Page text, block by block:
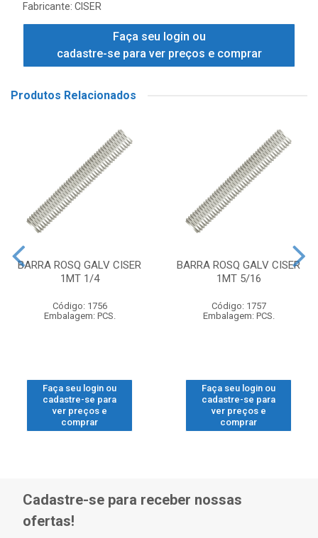
Fabricante: CISER
Faça seu login ou
cadastre-se para ver preços e comprar
Produtos Relacionados
BARRA ROSQ GALV CISER
1MT 1/4
Código: 1756
Embalagem: PCS.
Faça seu login ou
cadastre-se para
ver preços e
comprar
BARRA ROSQ GALV CISER
1MT 5/16
Código: 1757
Embalagem: PCS.
Faça seu login ou
cadastre-se para
ver preços e
comprar
Cadastre-se para receber nossas
ofertas!